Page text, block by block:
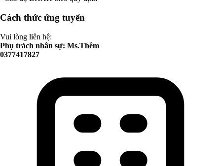
Cách thức ứng tuyển
Vui lòng liên hệ:
Phụ trách nhân sự: Ms.Thêm
0377417827